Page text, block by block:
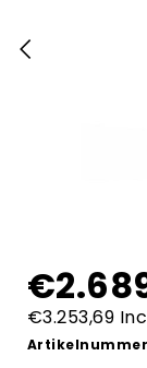
€3.253,69